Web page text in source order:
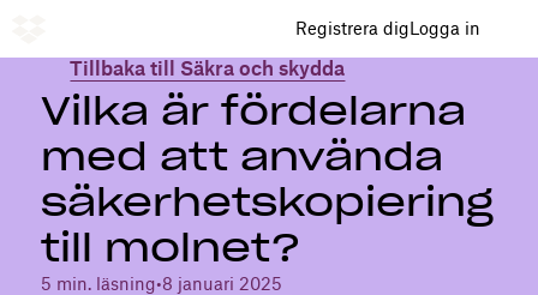
Registrera digLogga in
Tillbaka till Säkra och skydda
Vilka är fördelarna
med att använda
säkerhetskopiering
till molnet?
5 min. läsning•8 januari 2025